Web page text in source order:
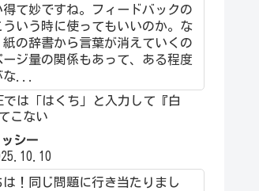
得て妙ですね。フィードバックの
ういう時に使ってもいいのか。な
紙の辞書から言葉が消えていくの
ージ量の関係もあって、ある程度
な...
では「はくち」と入力して『白
こない
シー
は！同じ問題に行き当たりまし